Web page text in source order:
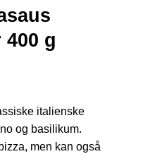
g
italienske
og basilikum.
men kan også